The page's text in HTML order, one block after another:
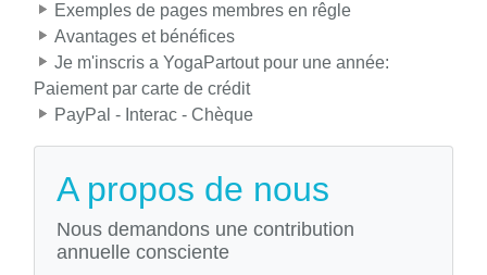
Exemples de pages membres en rêgle
Avantages et bénéfices
Je m'inscris a YogaPartout pour une année:
Paiement par carte de crédit
PayPal - Interac - Chèque
A propos de nous
Nous demandons une contribution
annuelle consciente